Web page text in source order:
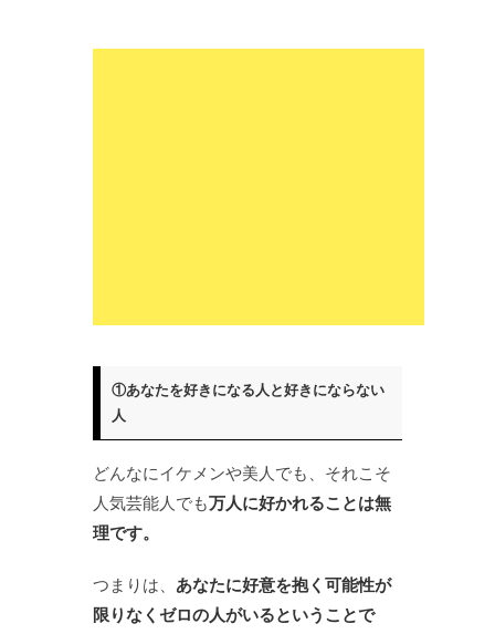
①あなたを好きになる人と好きにならない
人
どんなにイケメンや美人でも、それこそ
人気芸能人でも万人に好かれることは無
理です。
つまりは、 あなたに好意を抱く可能性が
限りなくゼロの人がいるということで